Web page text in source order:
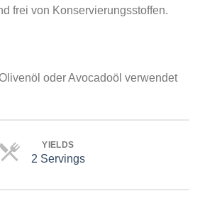
frei von Konservierungsstoffen.
oder Avocadoöl verwendet
YIELDS
2 Servings